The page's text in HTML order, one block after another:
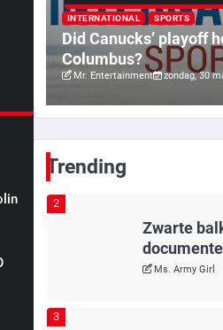
INTERNATIONAL SPORTS
Did Canucks’ playoff
Columbus?
Mr. Entertainment zondag, 30
Trending
van
inwoners
onrust’
Mr. Gamer
Kleine
2
Zwarte
‘Heb je al
Ms. Army Girl
3